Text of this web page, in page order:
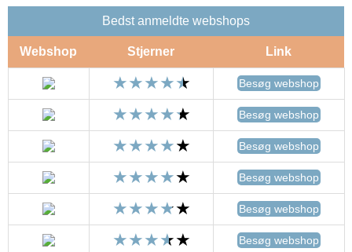
Bedst anmeldte webshops
Webshop Stjerner Link
Besøg webshop
Besøg webshop
Besøg webshop
Besøg webshop
Besøg webshop
Besøg webshop